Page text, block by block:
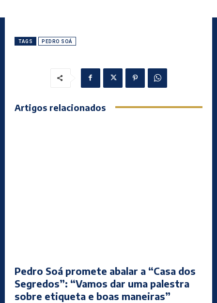
TAGS PEDRO SOÁ
Artigos relacionados
Pedro Soá promete abalar a “Casa dos
Segredos”: “Vamos dar uma palestra
sobre etiqueta e boas maneiras”